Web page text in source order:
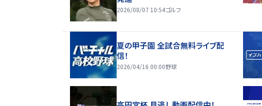
2026/08/07 10:54ゴルフ
夏の甲子園 全試合無料ライブ配
信！
2026/04/16 00:00野球